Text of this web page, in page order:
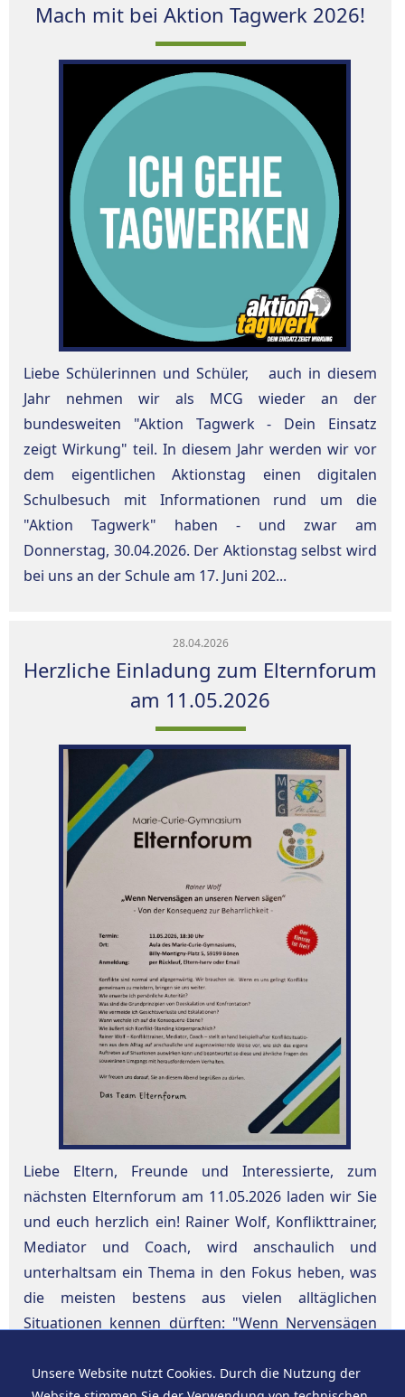
Mach mit bei Aktion Tagwerk 2026!
Liebe Schülerinnen und Schüler, auch in diesem
Jahr nehmen wir als MCG wieder an der
bundesweiten "Aktion Tagwerk - Dein Einsatz
zeigt Wirkung" teil. In diesem Jahr werden wir vor
dem eigentlichen Aktionstag einen digitalen
Schulbesuch mit Informationen rund um die
"Aktion Tagwerk" haben - und zwar am
Donnerstag, 30.04.2026. Der Aktionstag selbst wird
bei uns an der Schule am 17. Juni 202...
28.04.2026
Herzliche Einladung zum Elternforum
am 11.05.2026
Liebe Eltern, Freunde und Interessierte, zum
nächsten Elternforum am 11.05.2026 laden wir Sie
und euch herzlich ein! Rainer Wolf, Konflikttrainer,
Mediator und Coach, wird anschaulich und
unterhaltsam ein Thema in den Fokus heben, was
die meisten bestens aus vielen alltäglichen
Situationen kennen dürften: "Wenn Nervensägen
konfliktträchtigen Bege...
Unsere Website nutzt Cookies. Durch die Nutzung der